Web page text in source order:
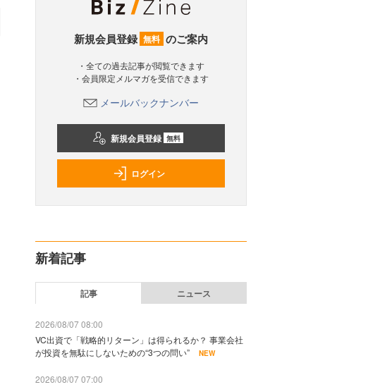
新規会員登録 無料 のご案内
・全ての過去記事が閲覧できます
・会員限定メルマガを受信できます
メールバックナンバー
新規会員登録 無料
ログイン
新着記事
記事 ニュース
2026/08/07 08:00
VC出資で「戦略的リターン」は得られるか？ 事業会社
が投資を無駄にしないための“3つの問い”
NEW
2026/08/07 07:00